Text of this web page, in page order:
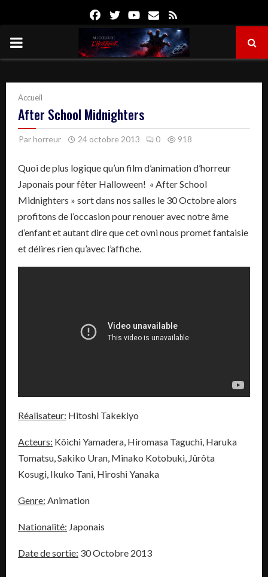
FacebookTwitterYoutube
Email
PRIMARY
Accueil
After School Midnighters
Parhorreur 24 octobre 2013 0 918
Quoi de plus logique qu’un film d’animation d’horreur
Japonais pour fêter Halloween! « After School
Midnighters » sort dans nos salles le 30 Octobre alors
profitons de l’occasion pour renouer avec notre âme
d’enfant et autant dire que cet ovni nous promet fantaisie
et délires rien qu’avec l’affiche.
Réalisateur: Hitoshi Takekiyo
Acteurs: Kôichi Yamadera, Hiromasa Taguchi, Haruka
Tomatsu, Sakiko Uran, Minako Kotobuki, Jûrôta
Kosugi, Ikuko Tani, Hiroshi Yanaka
Genre: Animation
Nationalité: Japonais
Date de sortie: 30 Octobre 2013